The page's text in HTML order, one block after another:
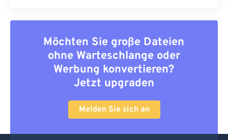
Möchten Sie große Dateien
ohne Warteschlange oder
Werbung konvertieren?
Jetzt upgraden
Melden Sie sich an